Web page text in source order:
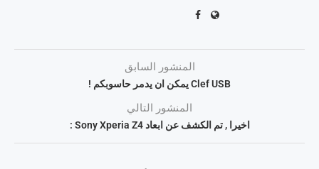
المنشور السابق
Clef USB يمكن ان يدمر حاسوبكم !
المنشور التالي
اخيرا , تم الكشف عن ابعاد Sony Xperia Z4 :